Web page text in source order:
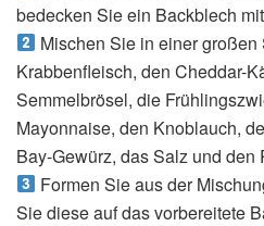
bedecken Sie ein Backblech
Mischen Sie in einer
Krabbenfleisch, den Cheddar-
Semmelbrösel, die
Mayonnaise, den Knoblauch,
Bay-Gewürz, das Salz und den
Formen Sie aus der
Sie diese auf das vorbereitete